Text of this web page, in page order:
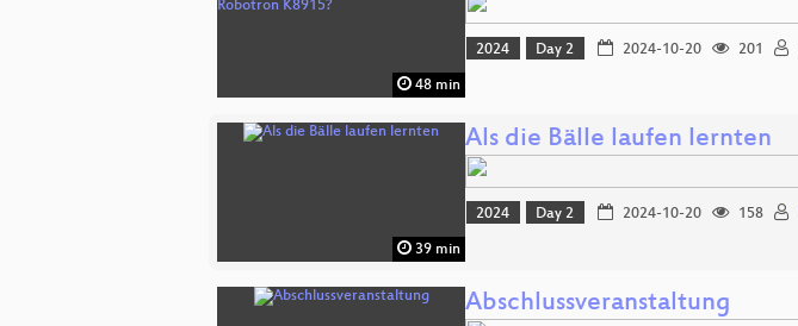
48 min
2024 Day 2 2024-10-20 201
39 min
Als die Bälle laufen lernten
2024 Day 2 2024-10-20 158
Abschlussveranstaltung